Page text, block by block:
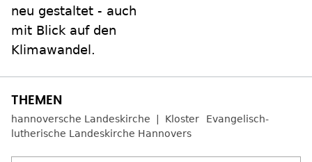
neu gestaltet - auch
mit Blick auf den
Klimawandel.
hannoversche Landeskirche Kloster
Evangelisch-
lutherische Landeskirche Hannovers